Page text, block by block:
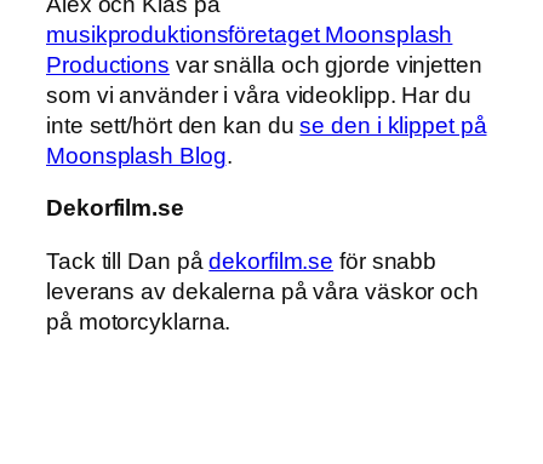
musikproduktionsföretaget Moonsplash
Productions var snälla och gjorde vinjetten
som vi använder i våra videoklipp. Har du
inte sett/hört den kan duse den i klippet på
Moonsplash Blog.
Dekorfilm.se
Tack till Dan pådekorfilm.se för snabb
leverans av dekalerna på våra väskor och
på motorcyklarna.